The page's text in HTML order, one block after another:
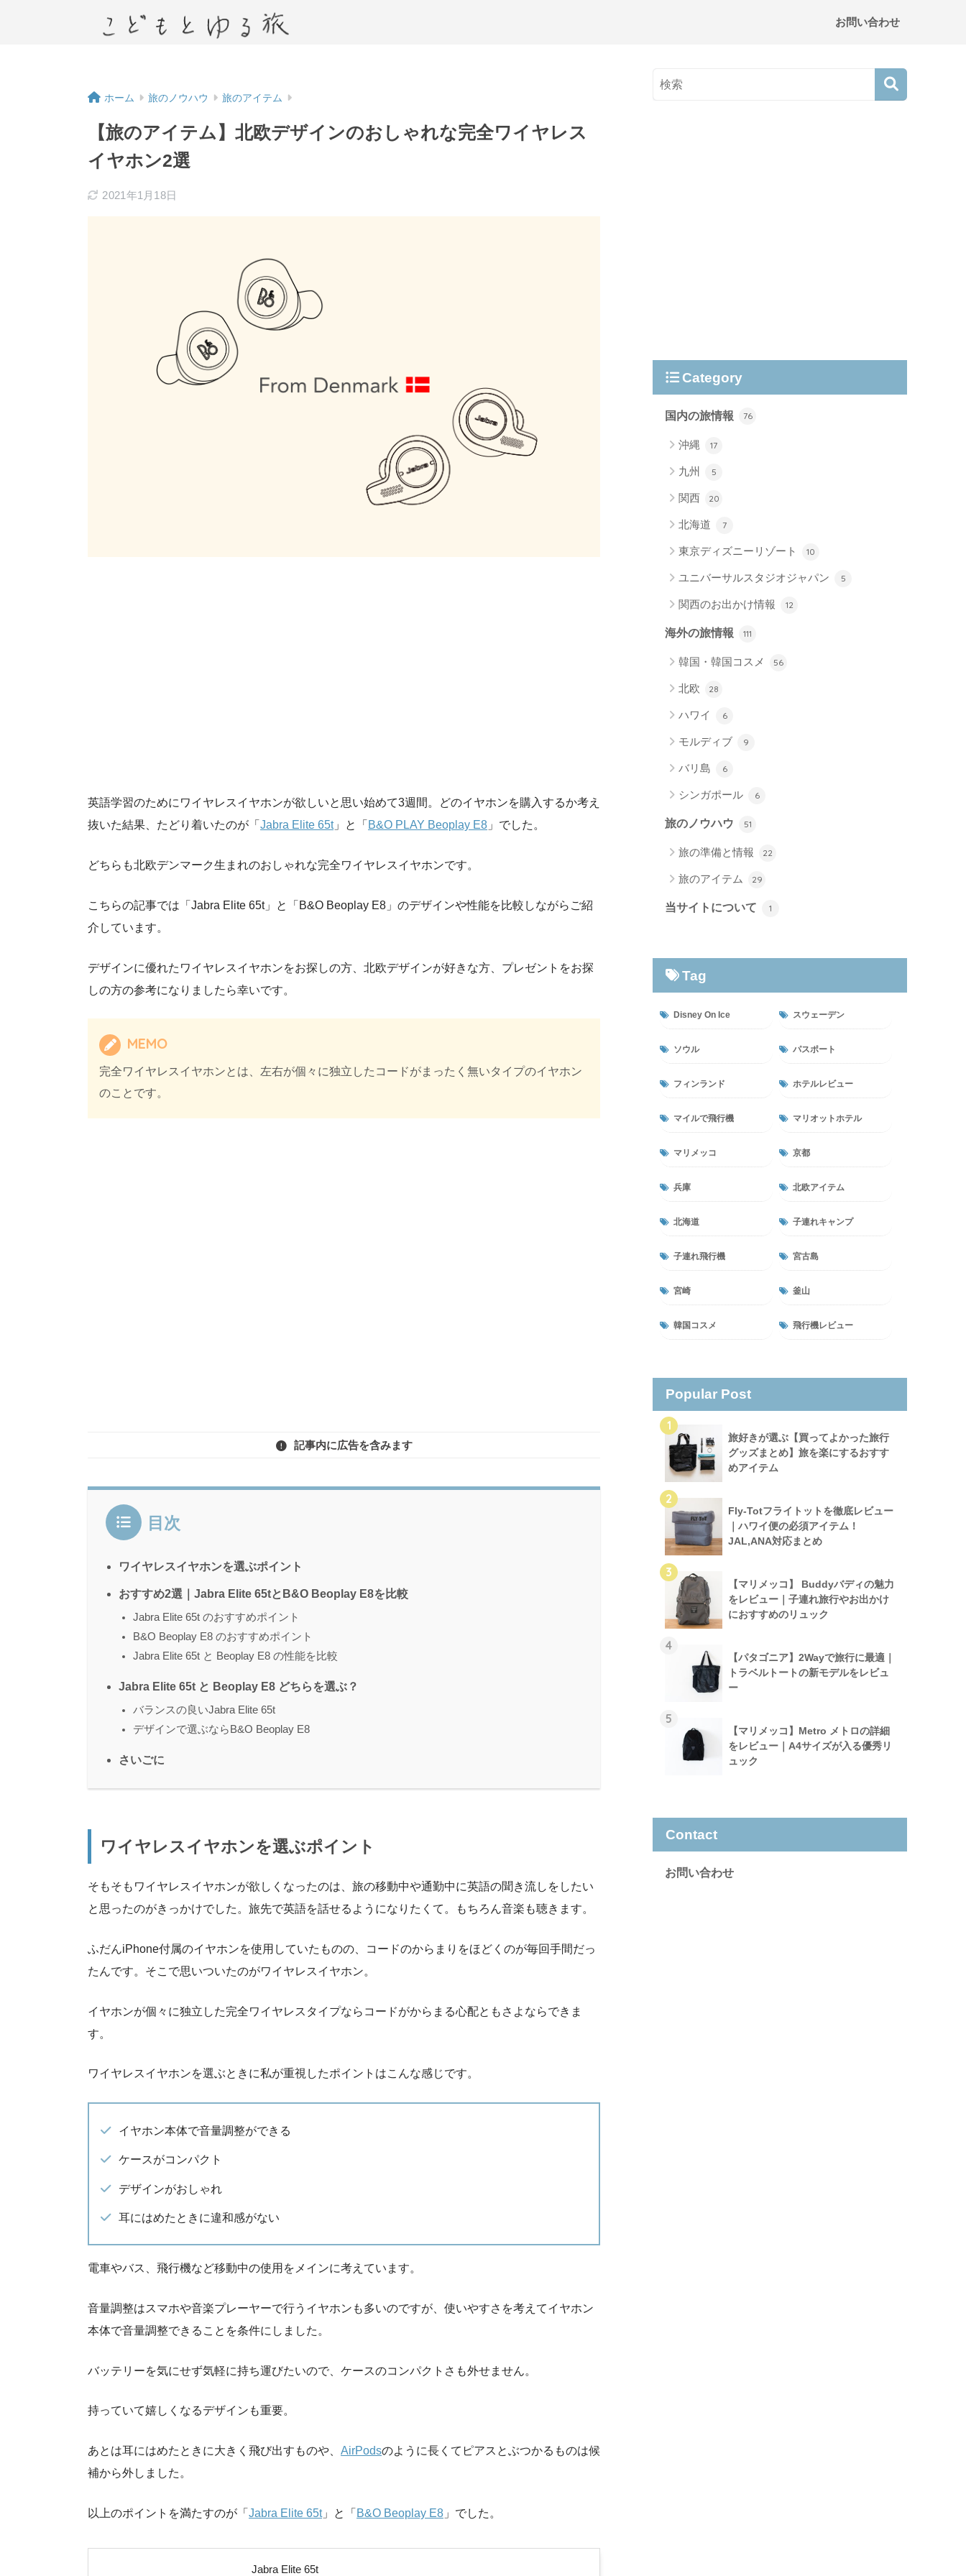
お問い合わせ
ホーム 旅のノウハウ 旅のアイテム
【旅のアイテム】北欧デザインのおしゃれな完全ワイヤレス
イヤホン2選
2021年1月18日
英語学習のためにワイヤレスイヤホンが欲しいと思い始めて3週間。どのイヤホンを購入するか考え
抜いた結果、たどり着いたのが「 Jabra Elite 65t」と「 B&O PLAY Beoplay E8 」でした。
どちらも北欧デンマーク生まれのおしゃれな完全ワイヤレスイヤホンです。
こちらの記事では「Jabra Elite 65t」と「B&O Beoplay E8」のデザインや性能を比較しながらご紹
介しています。
デザインに優れたワイヤレスイヤホンをお探しの方、北欧デザインが好きな方、プレゼントをお探
しの方の参考になりましたら幸いです。
MEMO
完全ワイヤレスイヤホンとは、左右が個々に独立したコードがまったく無いタイプのイヤホン
のことです。
記事内に広告を含みます
目次
ワイヤレスイヤホンを選ぶポイント
おすすめ2選｜Jabra Elite 65tとB&O Beoplay E8を比較
Jabra Elite 65t のおすすめポイント
B&O Beoplay E8 のおすすめポイント
Jabra Elite 65t と Beoplay E8 の性能を比較
Jabra Elite 65t と Beoplay E8 どちらを選ぶ？
バランスの良いJabra Elite 65t
デザインで選ぶならB&O Beoplay E8
さいごに
ワイヤレスイヤホンを選ぶポイント
そもそもワイヤレスイヤホンが欲しくなったのは、旅の移動中や通勤中に英語の聞き流しをしたい
と思ったのがきっかけでした。旅先で英語を話せるようになりたくて。もちろん音楽も聴きます。
ふだんiPhone付属のイヤホンを使用していたものの、コードのからまりをほどくのが毎回手間だっ
たんです。そこで思いついたのがワイヤレスイヤホン。
イヤホンが個々に独立した完全ワイヤレスタイプならコードがからまる心配ともさよならできま
す。
ワイヤレスイヤホンを選ぶときに私が重視したポイントはこんな感じです。
イヤホン本体で音量調整ができる
ケースがコンパクト
デザインがおしゃれ
耳にはめたときに違和感がない
電車やバス、飛行機など移動中の使用をメインに考えています。
音量調整はスマホや音楽プレーヤーで行うイヤホンも多いのですが、使いやすさを考えてイヤホン
本体で音量調整できることを条件にしました。
バッテリーを気にせず気軽に持ち運びたいので、ケースのコンパクトさも外せません。
持っていて嬉しくなるデザインも重要。
あとは耳にはめたときに大きく飛び出すものや、 AirPodsのように長くてピアスとぶつかるものは候
補から外しました。
以上のポイントを満たすのが「Jabra Elite 65t」と「B&O Beoplay E8 」でした。
Jabra Elite 65t
Category
国内の旅情報 76
沖縄 17
九州 5
関西 20
北海道 7
東京ディズニーリゾート 10
ユニバーサルスタジオジャパン 5
関西のお出かけ情報 12
海外の旅情報 111
韓国・韓国コスメ 56
北欧 28
ハワイ 6
モルディブ 9
バリ島 6
シンガポール 6
旅のノウハウ 51
旅の準備と情報 22
旅のアイテム 29
当サイトについて 1
Tag
Disney On Ice スウェーデン
ソウル パスポート
フィンランド ホテルレビュー
マイルで飛行機 マリオットホテル
マリメッコ 京都
兵庫 北欧アイテム
北海道 子連れキャンプ
子連れ飛行機 宮古島
宮崎 釜山
韓国コスメ 飛行機レビュー
Popular Post
1
旅好きが選ぶ【買ってよかった旅行
グッズまとめ】旅を楽にするおすす
めアイテム
2
Fly-Totフライトットを徹底レビュー
｜ハワイ便の必須アイテム！
JAL,ANA対応まとめ
3
【マリメッコ】 Buddyバディの魅力
をレビュー｜子連れ旅行やお出かけ
におすすめのリュック
4
【パタゴニア】2Wayで旅行に最適｜
トラベルトートの新モデルをレビュ
ー
5
【マリメッコ】Metro メトロの詳細
をレビュー｜A4サイズが入る優秀リ
ュック
Contact
お問い合わせ